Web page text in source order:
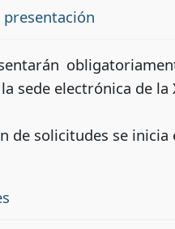
sede electrónica de
de solicitudes se